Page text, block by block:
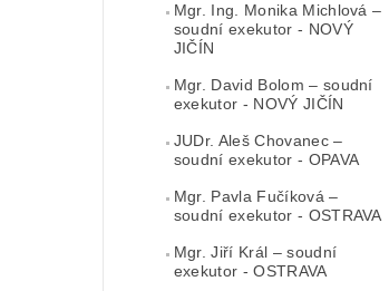
Mgr. Ing. Monika Michlová –
soudní exekutor - NOVÝ
JIČÍN
Mgr. David Bolom – soudní
exekutor - NOVÝ JIČÍN
JUDr. Aleš Chovanec –
soudní exekutor - OPAVA
Mgr. Pavla Fučíková –
soudní exekutor - OSTRAVA
Mgr. Jiří Král – soudní
exekutor - OSTRAVA